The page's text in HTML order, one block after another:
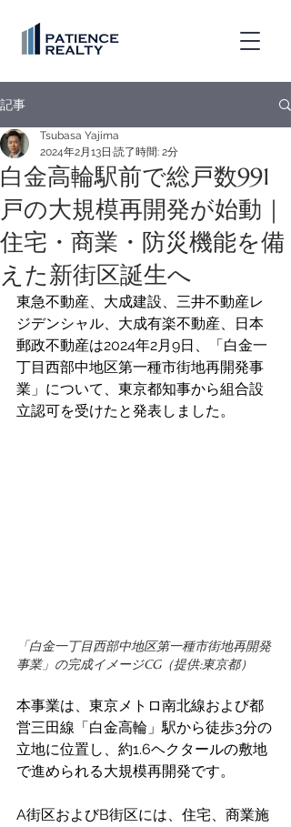
記事
白金高輪駅前で総戸数991
戸の大規模再開発が始動｜
住宅・商業・防災機能を備
えた新街区誕生へ
Tsubasa Yajima
2024年2月13日 読了時間: 2分
東急不動産、大成建設、三井不動産レ
ジデンシャル、大成有楽不動産、日本
郵政不動産は2024年2月9日、「白金一
丁目西部中地区第一種市街地再開発事
業」について、東京都知事から組合設
立認可を受けたと発表しました。
「白金一丁目西部中地区第一種市街地再開発
事業」の完成イメージCG（提供:東京都）
本事業は、東京メトロ南北線および都
営三田線「白金高輪」駅から徒歩3分の
立地に位置し、約1.6ヘクタールの敷地
で進められる大規模再開発です。
A街区およびB街区には、住宅、商業施